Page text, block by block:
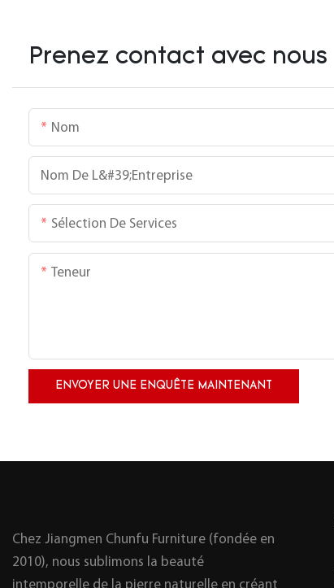
Prenez contact avec nous
Nom
Nom De L&#39;entreprise
Sélection De Services
Teneur
ENVOYER UNE ENQUÊTE MAINTENANT
Chez Jiangmen Chunfu Furniture (fondée en
2010), nous sublimons la beauté